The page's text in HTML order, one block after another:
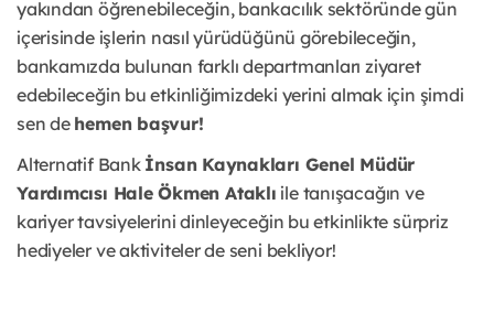
yakından öğrenebileceğin, bankacılık sektöründe gün
içerisinde işlerin nasıl yürüdüğünü görebileceğin,
bankamızda bulunan farklı departmanları ziyaret
edebileceğin bu etkinliğimizdeki yerini almak için şimdi
sen de hemen başvur!
Alternatif Bank İnsan Kaynakları Genel Müdür
Yardımcısı Hale Ökmen Ataklı ile tanışacağın ve
kariyer tavsiyelerini dinleyeceğin bu etkinlikte sürpriz
hediyeler ve aktiviteler de seni bekliyor!